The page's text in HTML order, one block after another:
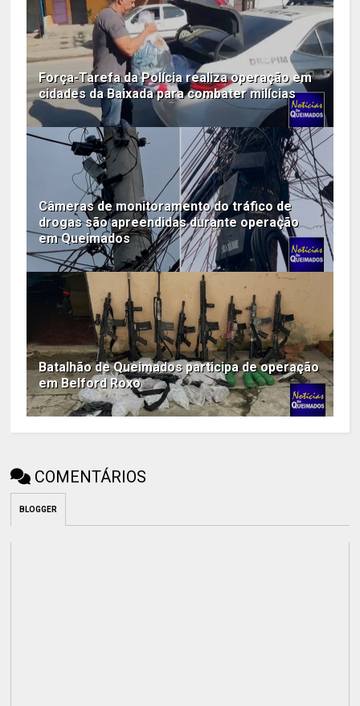
Força-Tarefa da Polícia realiza operação em
cidades da Baixada para combater milícias
Câmeras de monitoramento do tráfico de
drogas são apreendidas durante operação
em Queimados
Batalhão de Queimados participa de operação
em Belford Roxo
COMENTÁRIOS
BLOGGER